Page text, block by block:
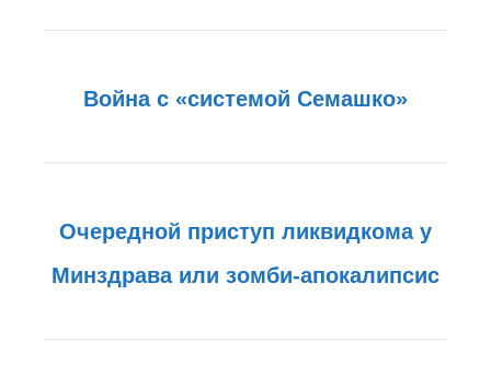
Война с «системой Семашко»
Очередной приступ ликвидкома у
Минздрава или зомби-апокалипсис